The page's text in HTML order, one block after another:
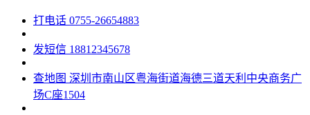
打电话 0755-26654883
发短信 18812345678
查地图 深圳市南山区粤海街道海德三道天利中央商务广
场C座1504